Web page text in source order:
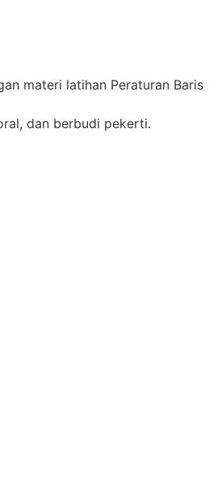
materi latihan Peraturan Baris
dan berbudi pekerti.